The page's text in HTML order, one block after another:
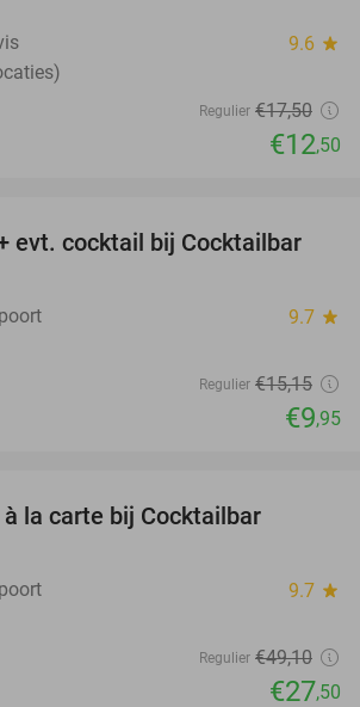
9.6 star
Regulier €17,50
€12,50
34%
evt. cocktail bij Cocktailbar
9.7 star
Regulier €15,15
€9,95
la carte bij Cocktailbar
9.7 star
Regulier €49,10
€27,50